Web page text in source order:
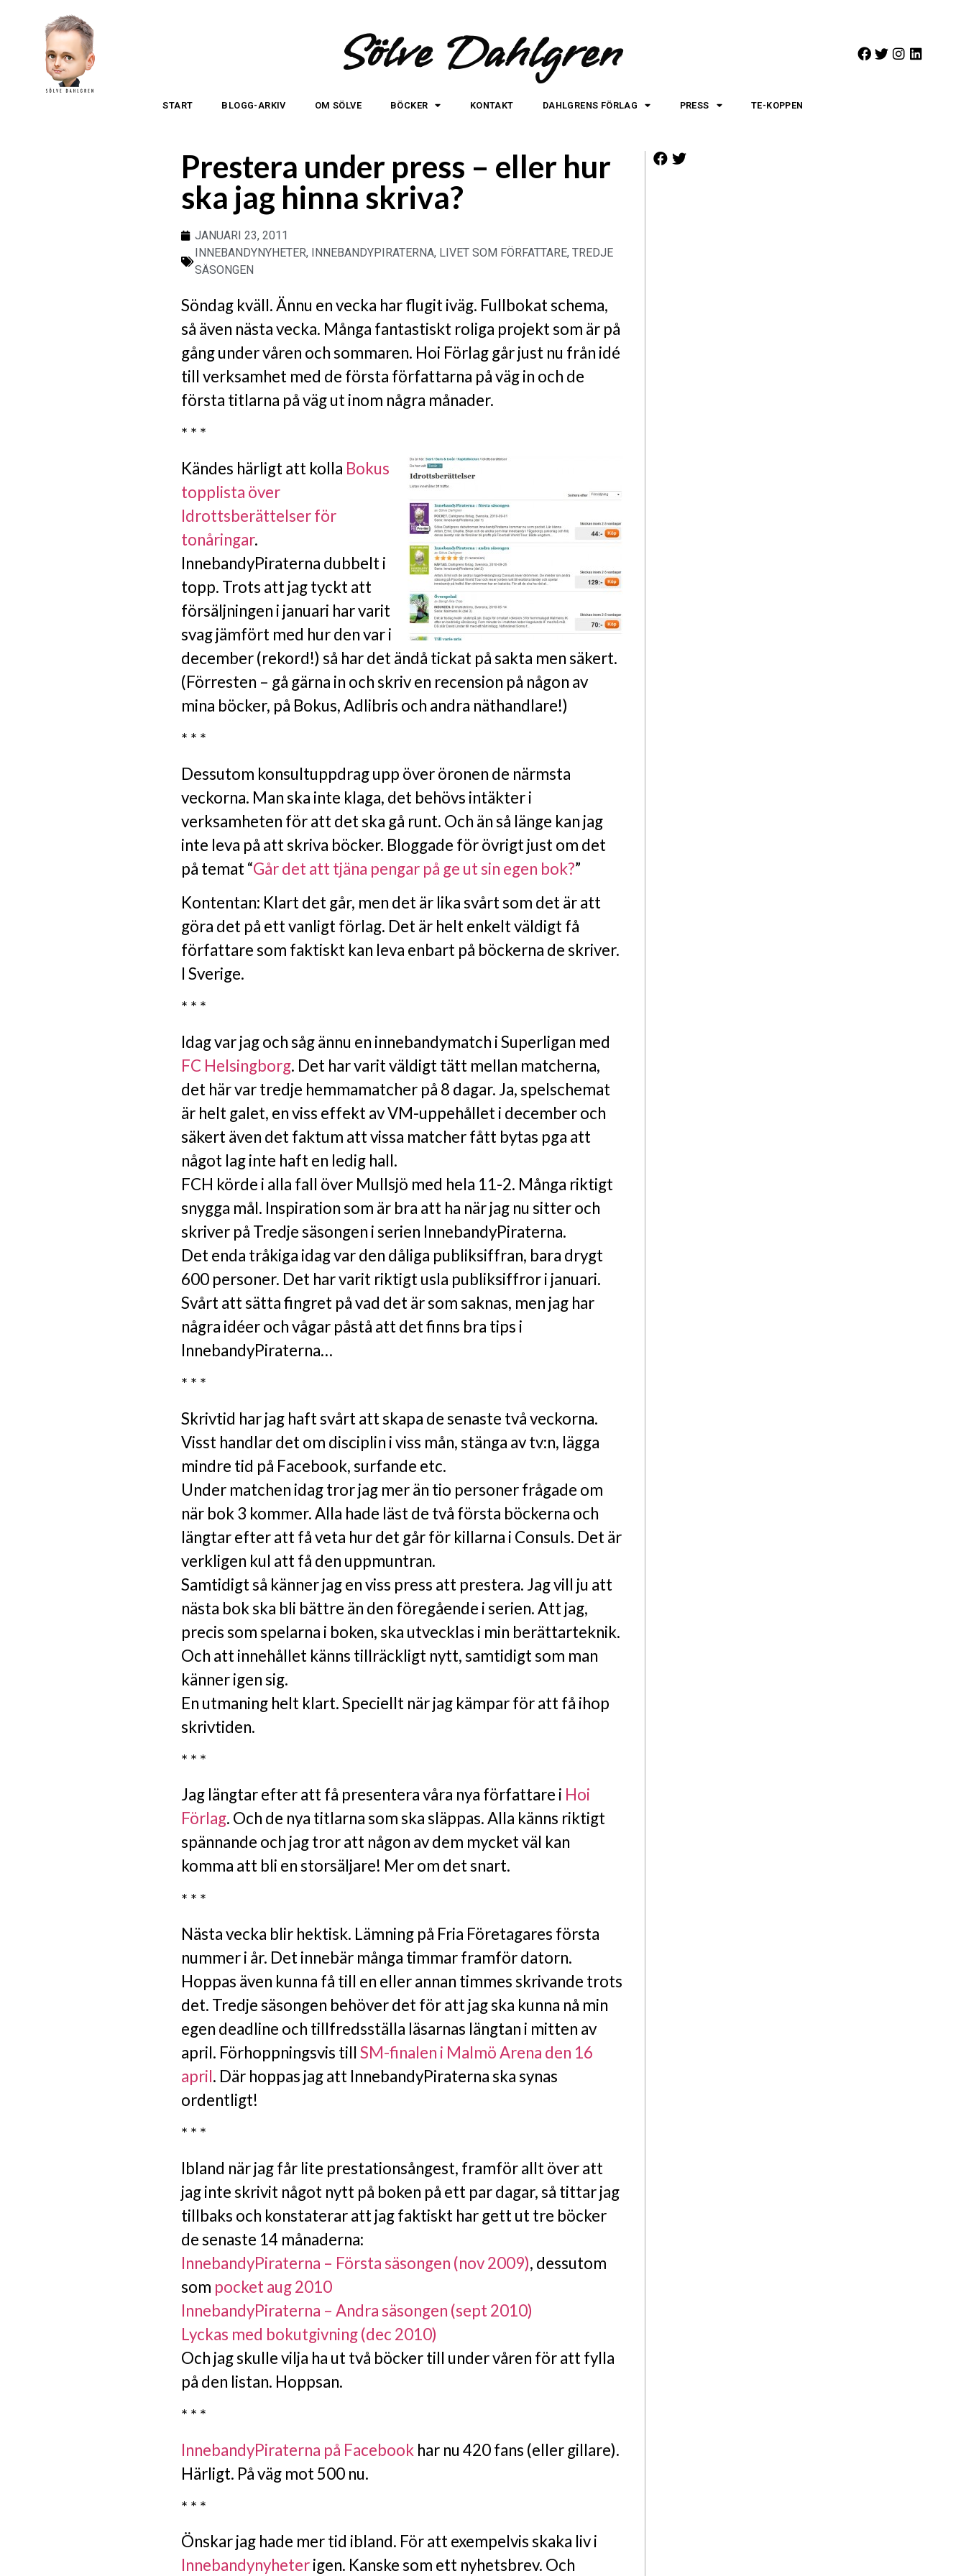
Sölve Dahlgren
START BLOGG-ARKIV OM SÖLVE BÖCKER KONTAKT DAHLGRENS FÖRLAG PRESS TE-KOPPEN
Prestera under press – eller hur
ska jag hinna skriva?
JANUARI 23, 2011
INNEBANDYNYHETER, INNEBANDYPIRATERNA, LIVET SOM FÖRFATTARE, TREDJE
SÄSONGEN
Söndag kväll. Ännu en vecka har flugit iväg. Fullbokat schema,
så även nästa vecka. Många fantastiskt roliga projekt som är på
gång under våren och sommaren. Hoi Förlag går just nu från idé
till verksamhet med de första författarna på väg in och de
första titlarna på väg ut inom några månader.
* * *
Kändes härligt att kolla Bokus
topplista över
Idrottsberättelser för
tonåringar.
InnebandyPiraterna dubbelt i
topp. Trots att jag tyckt att
försäljningen i januari har varit
svag jämfört med hur den var i
december (rekord!) så har det ändå tickat på sakta men säkert.
(Förresten – gå gärna in och skriv en recension på någon av
mina böcker, på Bokus, Adlibris och andra näthandlare!)
* * *
Dessutom konsultuppdrag upp över öronen de närmsta
veckorna. Man ska inte klaga, det behövs intäkter i
verksamheten för att det ska gå runt. Och än så länge kan jag
inte leva på att skriva böcker. Bloggade för övrigt just om det
på temat “Går det att tjäna pengar på ge ut sin egen bok?”
Kontentan: Klart det går, men det är lika svårt som det är att
göra det på ett vanligt förlag. Det är helt enkelt väldigt få
författare som faktiskt kan leva enbart på böckerna de skriver.
I Sverige.
* * *
Idag var jag och såg ännu en innebandymatch i Superligan med
FC Helsingborg. Det har varit väldigt tätt mellan matcherna,
det här var tredje hemmamatcher på 8 dagar. Ja, spelschemat
är helt galet, en viss effekt av VM-uppehållet i december och
säkert även det faktum att vissa matcher fått bytas pga att
något lag inte haft en ledig hall.
FCH körde i alla fall över Mullsjö med hela 11-2. Många riktigt
snygga mål. Inspiration som är bra att ha när jag nu sitter och
skriver på Tredje säsongen i serien InnebandyPiraterna.
Det enda tråkiga idag var den dåliga publiksiffran, bara drygt
600 personer. Det har varit riktigt usla publiksiffror i januari.
Svårt att sätta fingret på vad det är som saknas, men jag har
några idéer och vågar påstå att det finns bra tips i
InnebandyPiraterna…
* * *
Skrivtid har jag haft svårt att skapa de senaste två veckorna.
Visst handlar det om disciplin i viss mån, stänga av tv:n, lägga
mindre tid på Facebook, surfande etc.
Under matchen idag tror jag mer än tio personer frågade om
när bok 3 kommer. Alla hade läst de två första böckerna och
längtar efter att få veta hur det går för killarna i Consuls. Det är
verkligen kul att få den uppmuntran.
Samtidigt så känner jag en viss press att prestera. Jag vill ju att
nästa bok ska bli bättre än den föregående i serien. Att jag,
precis som spelarna i boken, ska utvecklas i min berättarteknik.
Och att innehållet känns tillräckligt nytt, samtidigt som man
känner igen sig.
En utmaning helt klart. Speciellt när jag kämpar för att få ihop
skrivtiden.
* * *
Jag längtar efter att få presentera våra nya författare i Hoi
Förlag. Och de nya titlarna som ska släppas. Alla känns riktigt
spännande och jag tror att någon av dem mycket väl kan
komma att bli en storsäljare! Mer om det snart.
* * *
Nästa vecka blir hektisk. Lämning på Fria Företagares första
nummer i år. Det innebär många timmar framför datorn.
Hoppas även kunna få till en eller annan timmes skrivande trots
det. Tredje säsongen behöver det för att jag ska kunna nå min
egen deadline och tillfredsställa läsarnas längtan i mitten av
april. Förhoppningsvis till SM-finalen i Malmö Arena den 16
april. Där hoppas jag att InnebandyPiraterna ska synas
ordentligt!
* * *
Ibland när jag får lite prestationsångest, framför allt över att
jag inte skrivit något nytt på boken på ett par dagar, så tittar jag
tillbaks och konstaterar att jag faktiskt har gett ut tre böcker
de senaste 14 månaderna:
InnebandyPiraterna – Första säsongen (nov 2009), dessutom
som pocket aug 2010
InnebandyPiraterna – Andra säsongen (sept 2010)
Lyckas med bokutgivning (dec 2010)
Och jag skulle vilja ha ut två böcker till under våren för att fylla
på den listan. Hoppsan.
* * *
InnebandyPiraterna på Facebook har nu 420 fans (eller gillare).
Härligt. På väg mot 500 nu.
* * *
Önskar jag hade mer tid ibland. För att exempelvis skaka liv i
Innebandynyheterigen. Kanske som ett nyhetsbrev. Och